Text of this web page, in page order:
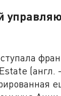
(англ.